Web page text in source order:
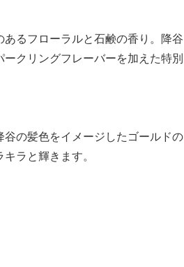
るフローラルと石鹸の香り。降谷
クリングフレーバーを加えた特別
の髪色をイメージしたゴールドの
ラと輝きます。